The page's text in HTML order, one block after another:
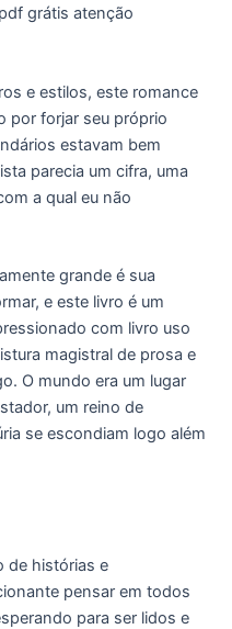
grátis atenção
e estilos, este romance
por forjar seu próprio
estavam bem
parecia um cifra, uma
a qual eu não
grande é sua
e este livro é um
com livro uso
magistral de prosa e
O mundo era um lugar
um reino de
se escondiam logo além
de histórias e
pensar em todos
para ser lidos e